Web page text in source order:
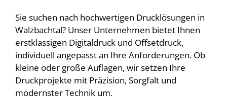
Sie suchen nach hochwertigen Drucklösungen in
Walzbachtal? Unser Unternehmen bietet Ihnen
erstklassigen Digitaldruck und Offsetdruck,
individuell angepasst an Ihre Anforderungen. Ob
kleine oder große Auflagen, wir setzen Ihre
Druckprojekte mit Präzision, Sorgfalt und
modernster Technik um.